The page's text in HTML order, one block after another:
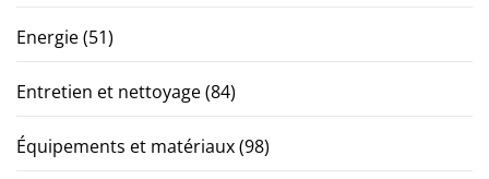
Energie(51)
Entretien et nettoyage(84)
Équipements et matériaux(98)